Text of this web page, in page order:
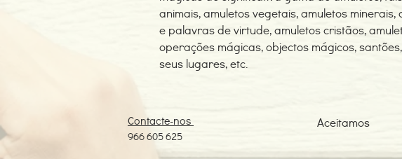
animais, amuletos vegetais, amuletos minerais,
e palavras de virtude, amuletos cristãos,
operações mágicas, objectos mágicos,
seus lugares, etc.
Contacte-nos
966 605 625
Aceitamos